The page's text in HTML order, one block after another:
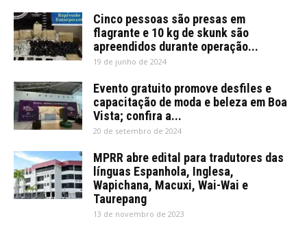
Cinco pessoas são presas em
flagrante e 10 kg de skunk são
apreendidos durante operação...
19 de junho de 2024
Evento gratuito promove desfiles e
capacitação de moda e beleza em Boa
Vista; confira a...
20 de setembro de 2024
MPRR abre edital para tradutores das
línguas Espanhola, Inglesa,
Wapichana, Macuxi, Wai-Wai e
Taurepang
13 de novembro de 2023